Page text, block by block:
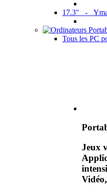
17.3" -
Tous les PC
Jeux